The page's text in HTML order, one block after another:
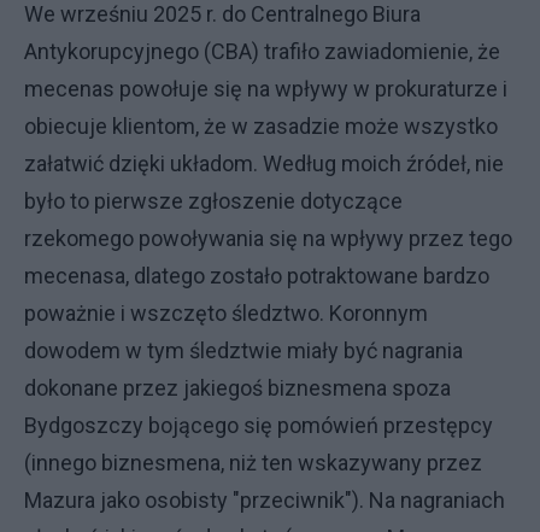
We wrześniu 2025 r. do Centralnego Biura
Antykorupcyjnego (CBA) trafiło zawiadomienie, że
mecenas powołuje się na wpływy w prokuraturze i
obiecuje klientom, że w zasadzie może wszystko
załatwić dzięki układom. Według moich źródeł, nie
było to pierwsze zgłoszenie dotyczące
rzekomego powoływania się na wpływy przez tego
mecenasa, dlatego zostało potraktowane bardzo
poważnie i wszczęto śledztwo. Koronnym
dowodem w tym śledztwie miały być nagrania
dokonane przez jakiegoś biznesmena spoza
Bydgoszczy bojącego się pomówień przestępcy
(innego biznesmena, niż ten wskazywany przez
Mazura jako osobisty "przeciwnik"). Na nagraniach